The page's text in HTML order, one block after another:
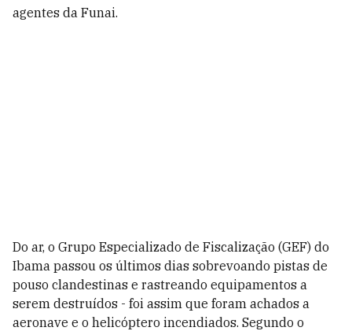
agentes da Funai.
Do ar, o Grupo Especializado de Fiscalização (GEF) do
Ibama passou os últimos dias sobrevoando pistas de
pouso clandestinas e rastreando equipamentos a
serem destruídos - foi assim que foram achados a
aeronave e o helicóptero incendiados. Segundo o